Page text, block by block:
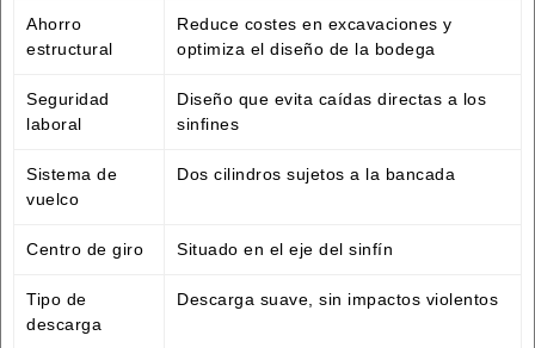
Ahorro
estructural
Reduce costes en excavaciones y
optimiza el diseño de la bodega
Seguridad
laboral
Diseño que evita caídas directas a los
sinfines
Sistema de
vuelco
Dos cilindros sujetos a la bancada
Centro de giro Situado en el eje del sinfín
Tipo de
descarga
Descarga suave, sin impactos violentos